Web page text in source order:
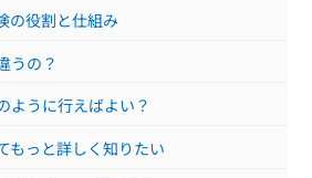
の役割と仕組み
うの？
ように行えばよい？
もっと詳しく知りたい